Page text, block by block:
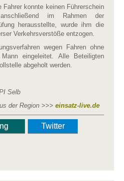
Fahrer konnte keinen Führerschein
im Rahmen der
herausstellte, wurde ihm die
Verkehrsverstöße entzogen.
wegen Fahren ohne
eingeleitet. Alle Beteiligten
abgeholt werden.
Selb
der Region >>> einsatz-live.de
Twitter